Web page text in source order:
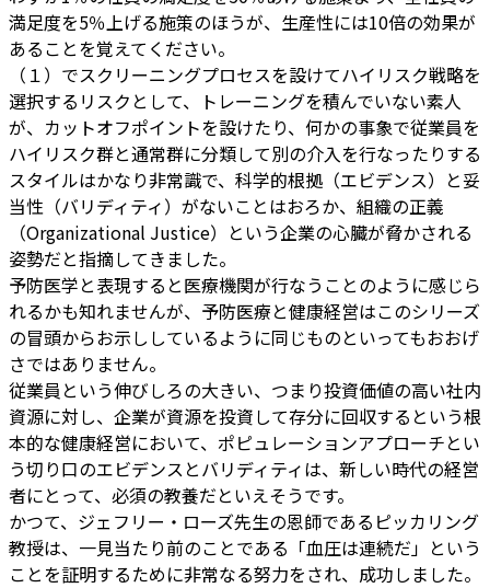
満足度を5％上げる施策のほうが、生産性には10倍の効果が
あることを覚えてください。
（１）でスクリーニングプロセスを設けてハイリスク戦略を
選択するリスクとして、トレーニングを積んでいない素人
が、カットオフポイントを設けたり、何かの事象で従業員を
ハイリスク群と通常群に分類して別の介入を行なったりする
スタイルはかなり非常識で、科学的根拠（エビデンス）と妥
当性（バリディティ）がないことはおろか、組織の正義
（Organizational Justice）という企業の心臓が脅かされる
姿勢だと指摘してきました。
予防医学と表現すると医療機関が行なうことのように感じら
れるかも知れませんが、予防医療と健康経営はこのシリーズ
の冒頭からお示ししているように同じものといってもおおげ
さではありません。
従業員という伸びしろの大きい、つまり投資価値の高い社内
資源に対し、企業が資源を投資して存分に回収するという根
本的な健康経営において、ポピュレーションアプローチとい
う切り口のエビデンスとバリディティは、新しい時代の経営
者にとって、必須の教養だといえそうです。
かつて、ジェフリー・ローズ先生の恩師であるピッカリング
教授は、一見当たり前のことである「血圧は連続だ」という
ことを証明するために非常なる努力をされ、成功しました。